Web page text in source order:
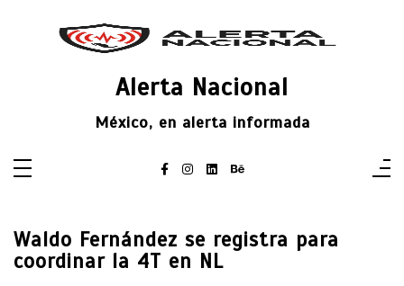
Alerta Nacional
México, en alerta informada
Waldo Fernández se registra para
coordinar la 4T en NL